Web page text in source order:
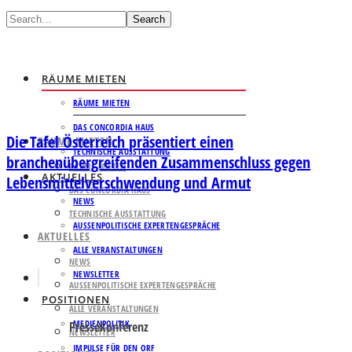
Search
RÄUME MIETEN
RÄUME MIETEN
DAS CONCORDIA HAUS
TECHNISCHE AUSSTATTUNG
AKTUELLES
NEWS
AUSSENPOLITISCHE EXPERTENGESPRÄCHE
ALLE VERANSTALTUNGEN
NEWSLETTER
POSITIONEN
MEDIENPOLITIK
IMPULSE FÜR DEN ORF
RÄUME MIETEN
RÄUME MIETEN
DAS CONCORDIA HAUS
TECHNISCHE AUSSTATTUNG
AKTUELLES
NEWS
AUSSENPOLITISCHE EXPERTENGESPRÄCHE
ALLE VERANSTALTUNGEN
NEWSLETTER
Die Tafel Österreich präsentiert einen
branchenübergreifenden Zusammenschluss gegen
Lebensmittelverschwendung und Armut
Pressekonferenz